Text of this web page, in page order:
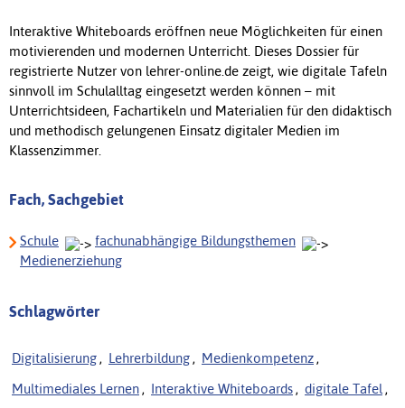
Interaktive Whiteboards eröffnen neue Möglichkeiten für einen
motivierenden und modernen Unterricht. Dieses Dossier für
registrierte Nutzer von lehrer-online.de zeigt, wie digitale Tafeln
sinnvoll im Schulalltag eingesetzt werden können – mit
Unterrichtsideen, Fachartikeln und Materialien für den didaktisch
und methodisch gelungenen Einsatz digitaler Medien im
Klassenzimmer.
Fach, Sachgebiet
Schule
fachunabhängige Bildungsthemen
Medienerziehung
Schlagwörter
Digitalisierung , Lehrerbildung , Medienkompetenz ,
Multimediales Lernen , Interaktive Whiteboards , digitale Tafel ,